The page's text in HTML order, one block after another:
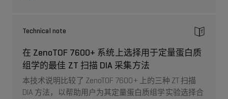
Technical note
在 ZenoTOF 7600+ 系统上选择用于定量蛋白质
组学的最佳 ZT 扫描 DIA 采集方法
本技术说明比较了 ZenoTOF 7600+ 上的三种 ZT 扫描
DIA 方法，以帮助用户为其定量蛋白质组学实验选择合